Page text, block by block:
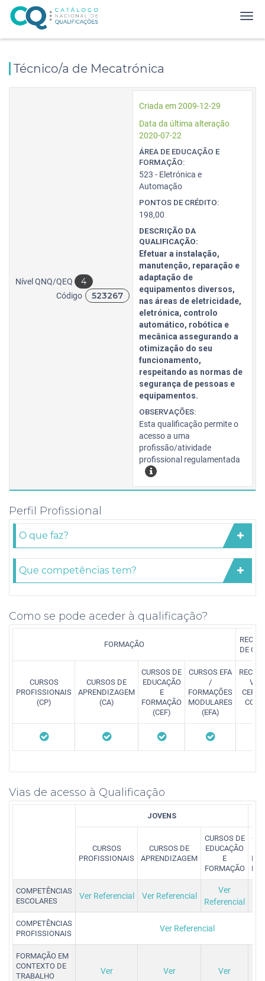
Técnico/a de Mecatrónica
Nível QNQ/QEQ 4
Código 523267
Criada em 2009-12-29
Data da última alteração
2020-07-22
ÁREA DE EDUCAÇÃO E
FORMAÇÃO:
523 - Eletrónica e
Automação
PONTOS DE CRÉDITO:
198,00
DESCRIÇÃO DA
QUALIFICAÇÃO:
Efetuar a instalação,
manutenção, reparação e
adaptação de
equipamentos diversos,
nas áreas de eletricidade,
eletrónica, controlo
automático, robótica e
mecânica assegurando a
otimização do seu
funcionamento,
respeitando as normas de
segurança de pessoas e
equipamentos.
OBSERVAÇÕES:
Esta qualificação permite o
acesso a uma
profissão/atividade
profissional regulamentada
Perfil Profissional
O que faz?
Que competências tem?
Como se pode aceder à qualificação?
FORMAÇÃO
DE
CURSOS
PROFISSIONAIS
(CP)
CURSOS DE
APRENDIZAGEM
(CA)
CURSOS DE
EDUCAÇÃO
E
FORMAÇÃO
(CEF)
CURSOS EFA
/
FORMAÇÕES
MODULARES
(EFA)
Vias de acesso à Qualificação
JOVENS
CURSOS
PROFISSIONAIS
CURSOS DE
APRENDIZAGEM
CURSOS DE
EDUCAÇÃO
E
FORMAÇÃO
COMPETÊNCIAS
ESCOLARES
Ver Referencial Ver Referencial
Ver
Referencial
COMPETÊNCIAS
PROFISSIONAIS
Ver Referencial
FORMAÇÃO EM
CONTEXTO DE
TRABALHO
Ver Ver Ver